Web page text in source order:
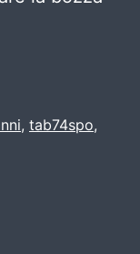
, tab74spo,